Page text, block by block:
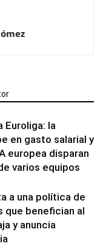
Euroliga: la
en gasto salarial y
europea disparan
varios equipos
a una política de
que benefician al
y anuncia